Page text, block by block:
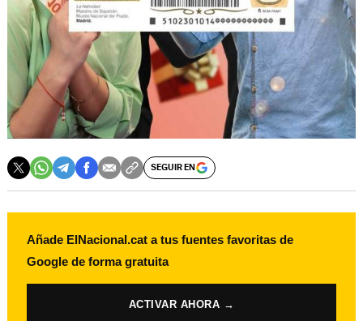
SEGUIR EN
Añade ElNacional.cat a tus fuentes favoritas de
Google de forma gratuita
ACTIVAR AHORA →